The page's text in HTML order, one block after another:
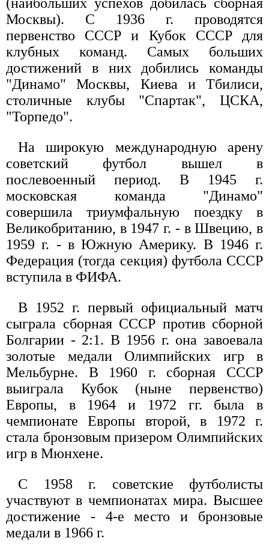
Москвы). С 1936 г. проводятся
первенство СССР и Кубок СССР для
клубных команд. Самых больших
достижений в них добились команды
"Динамо" Москвы, Киева и Тбилиси,
столичные клубы "Спартак", ЦСКА,
"Торпедо".
На широкую международную арену
советский футбол вышел в
послевоенный период. В 1945 г.
московская команда "Динамо"
совершила триумфальную поездку в
Великобританию, в 1947 г. - в Швецию, в
1959 г. - в Южную Америку. В 1946 г.
Федерация (тогда секция) футбола СССР
вступила в ФИФА.
В 1952 г. первый официальный матч
сыграла сборная СССР против сборной
Болгарии - 2:1. В 1956 г. она завоевала
золотые медали Олимпийских игр в
Мельбурне. В 1960 г. сборная СССР
выиграла Кубок (ныне первенство)
Европы, в 1964 и 1972 гг. была в
чемпионате Европы второй, в 1972 г.
стала бронзовым призером Олимпийских
игр в Мюнхене.
С 1958 г. советские футболисты
участвуют в чемпионатах мира. Высшее
достижение - 4-е место и бронзовые
медали в 1966 г.